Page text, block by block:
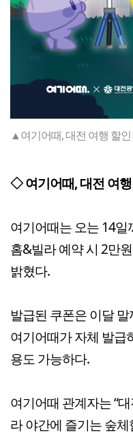
▲여기어때, 대전 여행 할
◇ 여기어때, 대전 여
여기어때는 오는 14일
홈&빌라 예약 시 2만
밝혔다.
발급된 쿠폰은 이달
여기어때가 자체 발급
용도 가능하다.
여기어때 관계자는 “
라 야간에 즐기는 숲